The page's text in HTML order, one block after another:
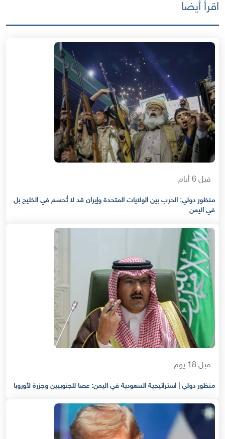
اقرأ أيضا
قبل 6 أيام
منظور دولي: الحرب بين الولايات المتحدة وإيران قد لا تُحسم في الخليج بل
في اليمن
قبل 18 يوم
منظور دولي | استراتيجية السعودية في اليمن: عصا للجنوبيين وجزرة لأوروبا